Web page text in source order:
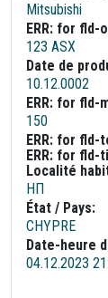
Mitsubishi
ERR: for
123 ASX
Date de
10.12.0002
ERR: for fld-
150
ERR: for
ERR: for
Localité
НП
État / Pays:
CHYPRE
Date-heure
04.12.2023